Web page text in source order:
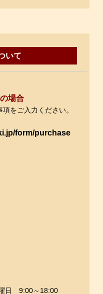
いて
場合
をご入力ください。
form/purchase
日 9:00～18:00